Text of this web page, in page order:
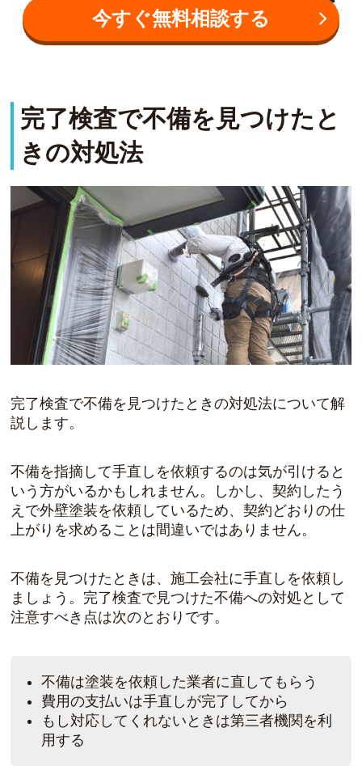
今すぐ無料相談する
完了検査で不備を見つけたと
きの対処法
完了検査で不備を見つけたときの対処法について解
説します。
不備を指摘して手直しを依頼するのは気が引けると
いう方がいるかもしれません。しかし、契約したう
えで外壁塗装を依頼しているため、契約どおりの仕
上がりを求めることは間違いではありません。
不備を見つけたときは、施工会社に手直しを依頼し
ましょう。完了検査で見つけた不備への対処として
注意すべき点は次のとおりです。
不備は塗装を依頼した業者に直してもらう
費用の支払いは手直しが完了してから
もし対応してくれないときは第三者機関を利
用する